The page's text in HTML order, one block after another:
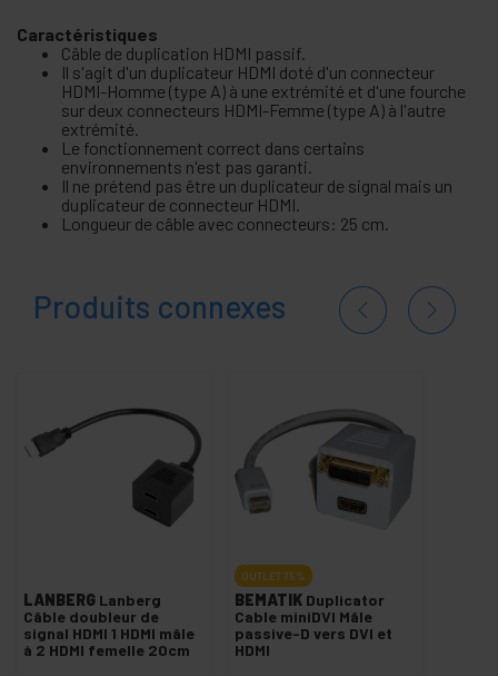
Caractéristiques
Câble de duplication HDMI passif.
Il s'agit d'un duplicateur HDMI doté d'un connecteur
HDMI-Homme (type A) à une extrémité et d'une fourche
sur deux connecteurs HDMI-Femme (type A) à l'autre
extrémité.
Le fonctionnement correct dans certains
environnements n'est pas garanti.
Il ne prétend pas être un duplicateur de signal mais un
duplicateur de connecteur HDMI.
Longueur de câble avec connecteurs: 25 cm.
Produits connexes
LANBERG Lanberg
Câble doubleur de
signal HDMI 1 HDMI mâle
à 2 HDMI femelle 20cm
OUTLET75%
BEMATIK Duplicator
Cable miniDVI Mâle
passive-D vers DVI et
HDMI